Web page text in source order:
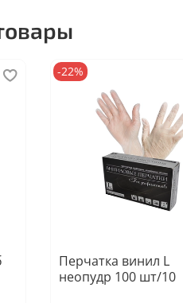
-22%
Перчатка винил L
неопудр 100 шт/10